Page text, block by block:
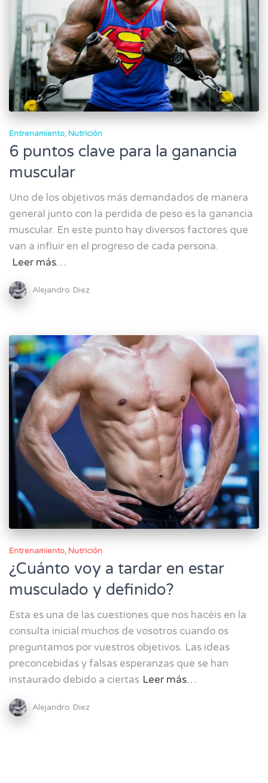
Entrenamiento Nutrición
6 puntos clave para la ganancia
muscular
Uno de los objetivos más demandados de manera
general junto con la perdida de peso es la ganancia
muscular. En este punto hay diversos factores que
van a influir en el progreso de cada persona.
Leer más…
Alejandro Diez
Entrenamiento Nutrición
¿Cuánto voy a tardar en estar
musculado y definido?
Esta es una de las cuestiones que nos hacéis en la
consulta inicial muchos de vosotros cuando os
preguntamos por vuestros objetivos. Las ideas
preconcebidas y falsas esperanzas que se han
instaurado debido a ciertas Leer más…
Alejandro Diez